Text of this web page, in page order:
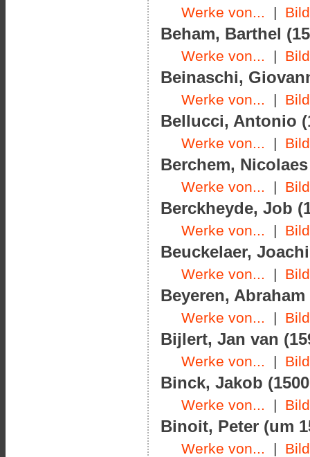
Werke von... |
Beham, Barthel
Werke von... |
Beinaschi,
Werke von... |
Bellucci, Antonio
Werke von... |
Berchem, Nicolaes
Werke von... |
Berckheyde, Job
Werke von... |
Beuckelaer,
Werke von... |
Beyeren, Abraham
Werke von... |
Bijlert, Jan van
Werke von... |
Binck, Jakob
Werke von... |
Binoit, Peter (um
Werke von... |